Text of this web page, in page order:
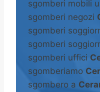
sgomberi mobili
sgomberi negozi
sgomberi
sgomberi
sgomberi uffici
sgomberiamo
sgombero a